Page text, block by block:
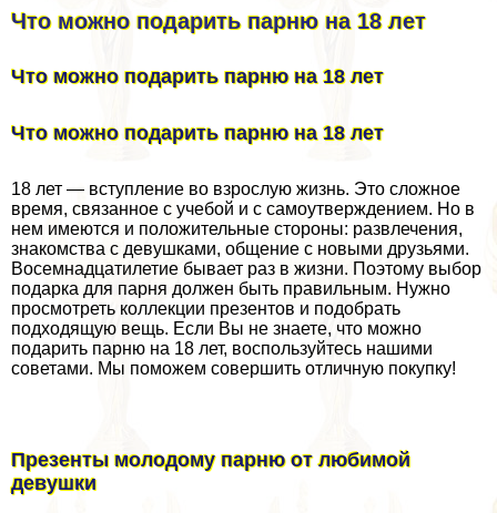
Что можно подарить парню на 18 лет
Что можно подарить парню на 18 лет
Что можно подарить парню на 18 лет
18 лет — вступление во взрослую жизнь. Это сложное
время, связанное с учебой и с самоутверждением. Но в
нем имеются и положительные стороны: развлечения,
знакомства с дeвyшками, общение с новыми друзьями.
Восемнадцатилетие бывает раз в жизни. Поэтому выбор
подарка для парня должен быть правильным. Нужно
просмотреть коллекции презентов и подобрать
подходящую вещь. Если Вы не знаете, что можно
подарить парню на 18 лет, воспользуйтесь нашими
советами. Мы поможем совершить отличную покупку!
Презенты молодому парню от любимой
дeвyшки